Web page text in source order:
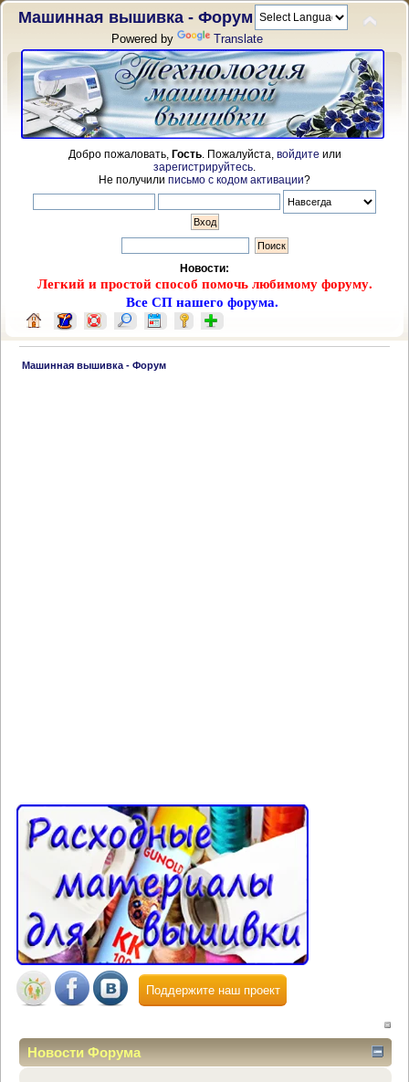
Машинная вышивка - Форум
Powered by Translate
Добро пожаловать, Гость. Пожалуйста, войдите или
зарегистрируйтесь
Не получили письмо с кодом активации?
Новости:
Легкий и простой способ помочь любимому форуму.
Все СП нашего форума.
Машинная вышивка - Форум
Поддержите наш проект
Новости Форума